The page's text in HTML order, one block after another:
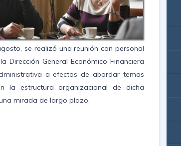
se realizó una reunión con personal
Dirección General Económico Financiera
a efectos de abordar temas
la estructura organizacional de dicha
mirada de largo plazo.